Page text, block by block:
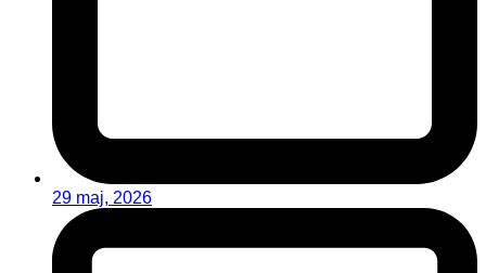
29 maj, 2026